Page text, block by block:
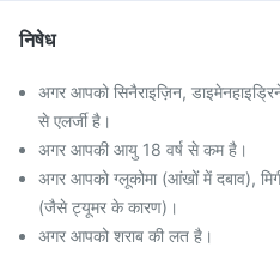
निषेध
अगर आपको सिनैराइज़िन,
से एलर्जी है।
अगर आपकी आयु 18 वर्ष से कम है।
अगर आपको ग्लूकोमा (आंखों में दबाव),
(जैसे ट्यूमर के कारण)।
अगर आपको शराब की लत है।